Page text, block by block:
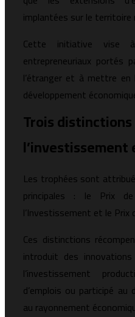
implantées sur le territoire
Cette initiative vise
entrepreneuriaux portés
l’étranger et à mettre
développement
Trois
Les trophées sont
principales : le Prix
l’Investissement et le Prix
Ces distinctions
introduit des
l’investissement
d’emplois ou participé
au rayonnement